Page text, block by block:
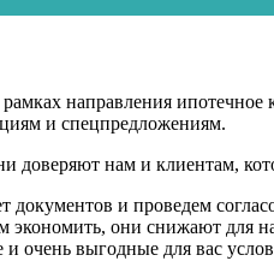
рамках направления
и спецпредложениям.
доверяют нам и клиентам,
и проведем
они снижают для
очень выгодные для вас